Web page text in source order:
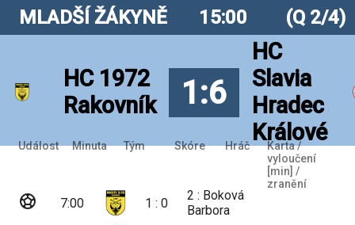
MLADŠÍ ŽÁKYNĚ 15:00 (Q 2/4)
HC 1972
Rakovník
1:6
HC
Slavia
Hradec
Králové
Událost Minuta Tým Skóre Hráč
Karta /
vyloučení
[min] /
zranění
sports_soccer 7:00 1 : 0
2 : Boková
Barbora